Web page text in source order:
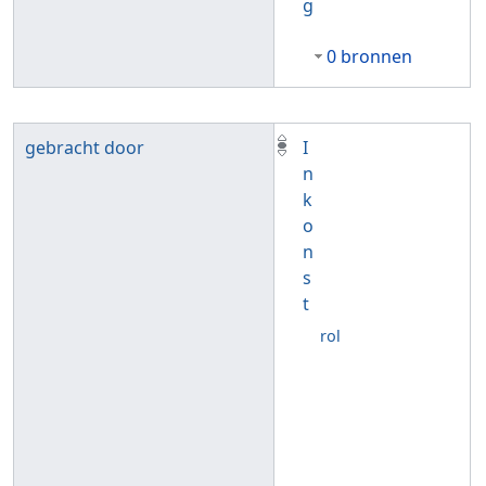
g
0 bronnen
gebracht door
I
n
k
o
n
s
t
rol